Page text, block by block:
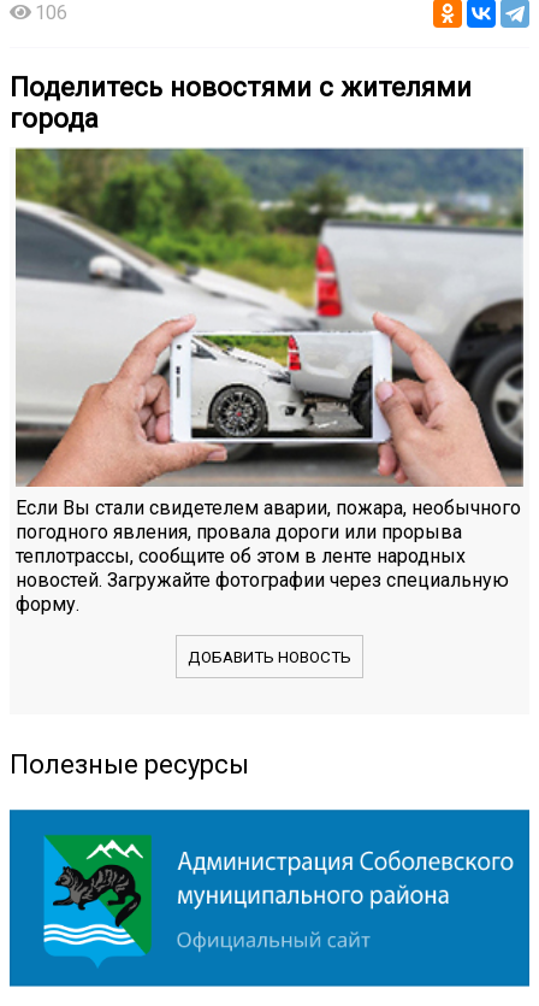
106
Поделитесь новостями с жителями
города
Если Вы стали свидетелем аварии, пожара, необычного
погодного явления, провала дороги или прорыва
теплотрассы, сообщите об этом в ленте народных
новостей. Загружайте фотографии через специальную
форму.
ДОБАВИТЬ НОВОСТЬ
Полезные ресурсы